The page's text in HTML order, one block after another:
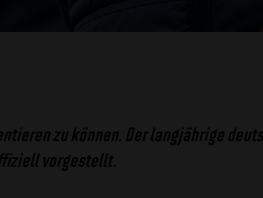
zu können. Der langjährige
vorgestellt.